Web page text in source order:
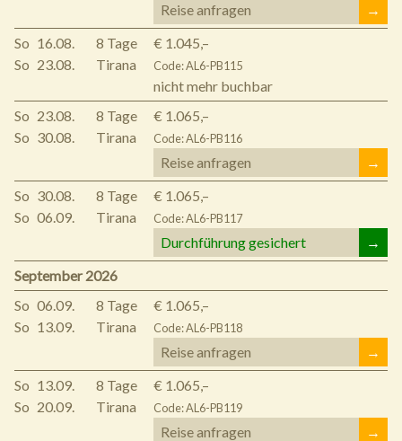
Reise anfragen
→
So
So
16.08.
23.08.
8 Tage
Tirana
€ 1.045,–
Code: AL6-PB115
nicht mehr buchbar
So
So
23.08.
30.08.
8 Tage
Tirana
€ 1.065,–
Code: AL6-PB116
Reise anfragen
→
So
So
30.08.
06.09.
8 Tage
Tirana
€ 1.065,–
Code: AL6-PB117
Durchführung gesichert
→
September 2026
So
So
06.09.
13.09.
8 Tage
Tirana
€ 1.065,–
Code: AL6-PB118
Reise anfragen
→
So
So
13.09.
20.09.
8 Tage
Tirana
€ 1.065,–
Code: AL6-PB119
Reise anfragen
→